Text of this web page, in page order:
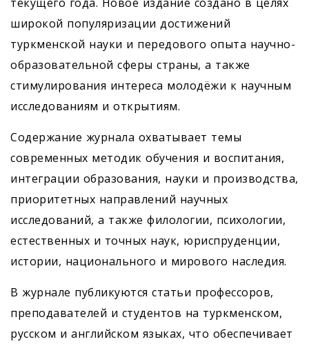
широкой популяризации достижений
туркменской науки и передового опыта научно-
образовательной сферы страны, а также
стимулирования интереса молодёжи к научным
исследованиям и открытиям.
Содержание журнала охватывает темы
современных методик обучения и воспитания,
интеграции образования, науки и производства,
приоритетных направлений научных
исследований, а также филологии, психологии,
естественных и точных наук, юриспруденции,
истории, национального и мирового наследия.
В журнале публикуются статьи профессоров,
преподавателей и студентов на туркменском,
русском и английском языках, что обеспечивает